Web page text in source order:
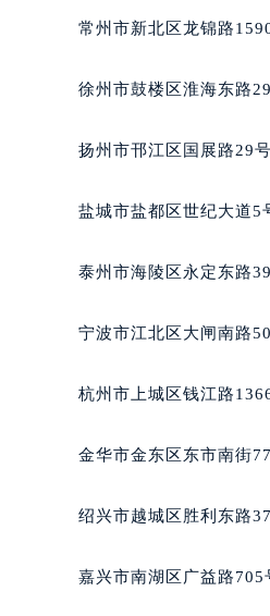
温州市
大连市
东莞市
南通市
武汉市
合肥市
青岛市
长春市
昆明市
西安市
常州市新北区龙锦路
徐州市鼓楼区淮海东路
扬州市邗江区国展路29
盐城市盐都区世纪大道5
泰州市海陵区永定东路
宁波市江北区大闸南路
杭州市上城区钱江路
金华市金东区东市南街
绍兴市越城区胜利东路
嘉兴市南湖区广益路705